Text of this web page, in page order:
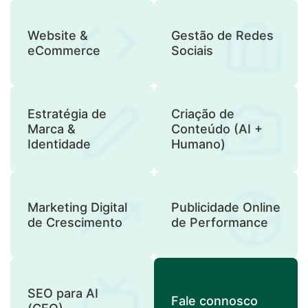
Website &
eCommerce
Gestão de Redes
Sociais
Estratégia de
Marca &
Identidade
Criação de
Conteúdo (AI +
Humano)
Marketing Digital
de Crescimento
Publicidade Online
de Performance
SEO para AI
Fale connosco